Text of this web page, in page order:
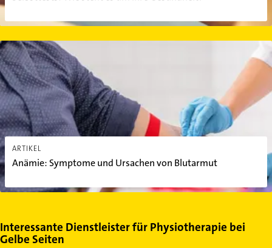
ARTIKEL
Anämie: Symptome und Ursachen von Blutarmut
Anämie: Symptome und Ursachen von Blutarmut
Interessante Dienstleister für Physiotherapie bei
Gelbe Seiten